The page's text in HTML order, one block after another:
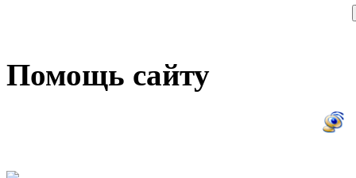
Помощь сайту